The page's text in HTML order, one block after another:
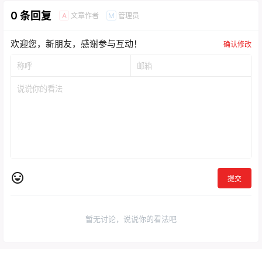
0 条回复 A 文章作者 M 管理员
欢迎您，新朋友，感谢参与互动！ 确认修改
提交
暂无讨论，说说你的看法吧